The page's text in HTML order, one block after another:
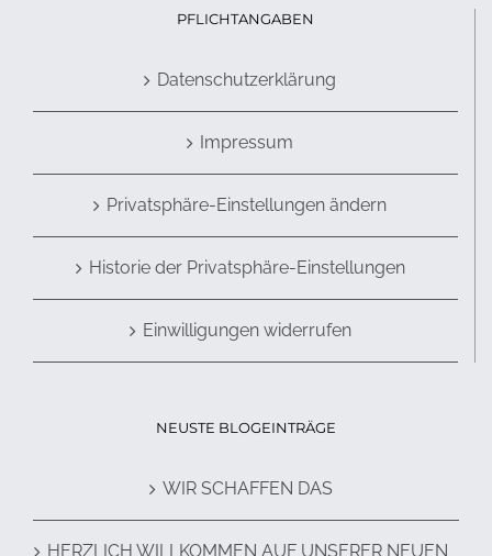
PFLICHTANGABEN
Datenschutzerklärung
Impressum
Privatsphäre-Einstellungen ändern
Historie der Privatsphäre-Einstellungen
Einwilligungen widerrufen
NEUSTE BLOGEINTRÄGE
WIR SCHAFFEN DAS
HERZLICH WILLKOMMEN AUF UNSERER NEUEN